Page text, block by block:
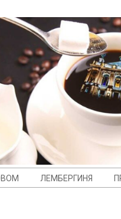
ЛЕМБЕРГИНЯ